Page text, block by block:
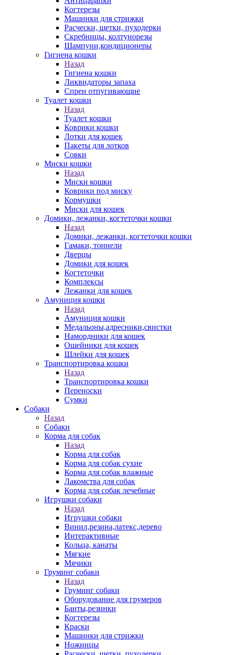
Когтерезы
Машинки для стрижки
Расчески, щетки, пуходерки
Скребницы, колтунорезы
Шампуни,кондиционеры
Гигиена кошки
Назад
Гигиена кошки
Ликвидаторы запаха
Спреи отпугивающие
Туалет кошки
Назад
Туалет кошки
Коврики кошки
Лотки для кошек
Пакеты для лотков
Совки
Миски кошки
Назад
Миски кошки
Коврики под миску
Кормушки
Миски для кошек
Домики, лежанки, когтеточки кошки
Назад
Домики, лежанки, когтеточки кошки
Гамаки, тоннели
Дверцы
Домики для кошек
Когтеточки
Комплексы
Лежанки для кошек
Амуниция кошки
Назад
Амуниция кошки
Медальоны,адресники,свистки
Намордники для кошек
Ошейники для кошек
Шлейки для кошек
Транспортировка кошки
Назад
Транспортировка кошки
Переноски
Сумки
Собаки
Назад
Собаки
Корма для собак
Назад
Корма для собак
Корма для собак сухие
Корма для собак влажные
Лакомства для собак
Корма для собак лечебные
Игрушки собаки
Назад
Игрушки собаки
Винил,резина,латекс,дерево
Интерактивные
Кольца, канаты
Мягкие
Мячики
Груминг собаки
Назад
Груминг собаки
Оборудование для грумеров
Банты,резинки
Когтерезы
Краски
Машинки для стрижки
Ножницы